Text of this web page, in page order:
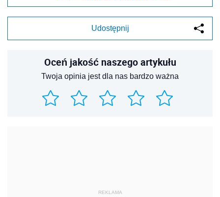
Udostępnij
Oceń jakość naszego artykułu
Twoja opinia jest dla nas bardzo ważna
REKLAMA